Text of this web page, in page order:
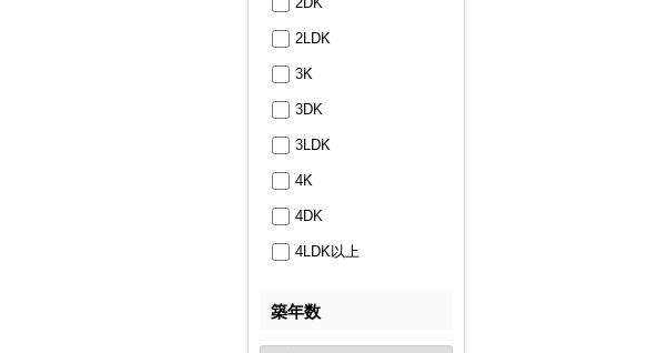
2LDK
3K
3DK
3LDK
4K
4DK
4LDK以上
築年数